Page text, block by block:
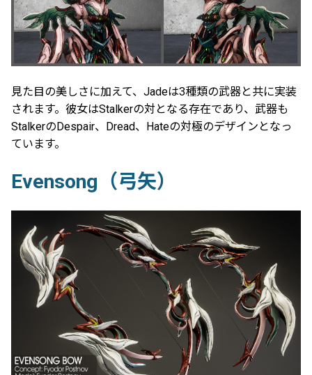
見た目の美しさに加えて、Jadeは3種類の武器と共に実装
されます。彼女はStalkerの対となる存在であり、武器も
StalkerのDespair、Dread、Hateの対極のデザインとなっ
ています。
Evensong（弓矢）